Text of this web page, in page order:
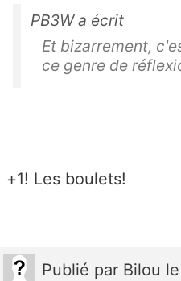
PB3W a écrit
Et bizarrement,
ce genre de
+1! Les boulets!
Publié par Bilou